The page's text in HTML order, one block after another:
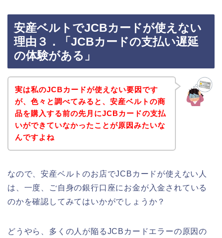
安産ベルトでJCBカードが使えない
理由３．「JCBカードの支払い遅延
の体験がある」
実は私のJCBカードが使えない要因です
が、色々と調べてみると、安産ベルトの商
品を購入する前の先月にJCBカードの支払
いができていなかったことが原因みたいな
んですよね
なので、安産ベルトのお店でJCBカードが使えない人
は、一度、ご自身の銀行口座にお金が入金されている
のかを確認してみてはいかがでしょうか？
どうやら、多くの人が陥るJCBカードエラーの原因の